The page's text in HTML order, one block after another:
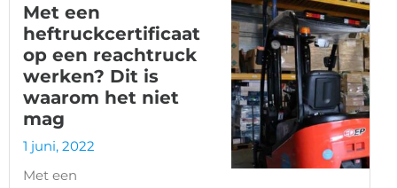
Met een
heftruckcertificaat
op een reachtruck
werken? Dit is
waarom het niet
mag
1 juni, 2022
Met een